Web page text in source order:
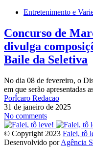
Entretenimento e
Concurso de
divulga
Baile da Seletiva
No dia 08 de fevereiro, o
em que serão apresentadas
PorÍcaro Redacao
31 de janeiro de 2025
No comments
© Copyright 2023 Falei, tô
Desenvolvido porAgência